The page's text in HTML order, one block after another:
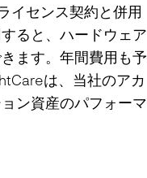
イセンス契約と併用
ると、ハードウェア
ます。年間費用も予
は、当社のアカ
ン資産のパフォーマ